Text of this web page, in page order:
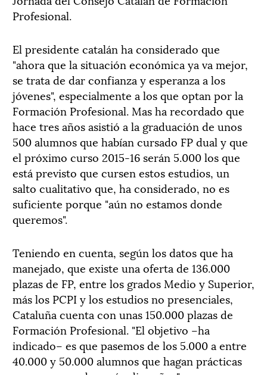
Profesional.
El presidente catalán ha considerado que
"ahora que la situación económica ya va mejor,
se trata de dar confianza y esperanza a los
jóvenes", especialmente a los que optan por la
Formación Profesional. Mas ha recordado que
hace tres años asistió a la graduación de unos
500 alumnos que habían cursado FP dual y que
el próximo curso 2015-16 serán 5.000 los que
está previsto que cursen estos estudios, un
salto cualitativo que, ha considerado, no es
suficiente porque "aún no estamos donde
queremos".
Teniendo en cuenta, según los datos que ha
manejado, que existe una oferta de 136.000
plazas de FP, entre los grados Medio y Superior,
más los PCPI y los estudios no presenciales,
Cataluña cuenta con unas 150.000 plazas de
Formación Profesional. "El objetivo –ha
indicado– es que pasemos de los 5.000 a entre
40.000 y 50.000 alumnos que hagan prácticas